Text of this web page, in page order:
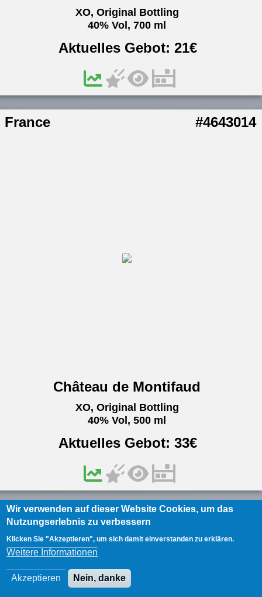
XO, Original Bottling
40% Vol, 700 ml
Aktuelles Gebot:21€
France #4643014
Château de Montifaud
XO, Original Bottling
40% Vol, 500 ml
Aktuelles Gebot:33€
France #4659253
Wir verwenden auf dieser Website Cookies, um das
Nutzungserlebnis zu verbessern
Klicken Sie "Akzeptieren", um sich damit einverstanden zu erklären.
Weitere Informationen
Akzeptieren Nein, danke